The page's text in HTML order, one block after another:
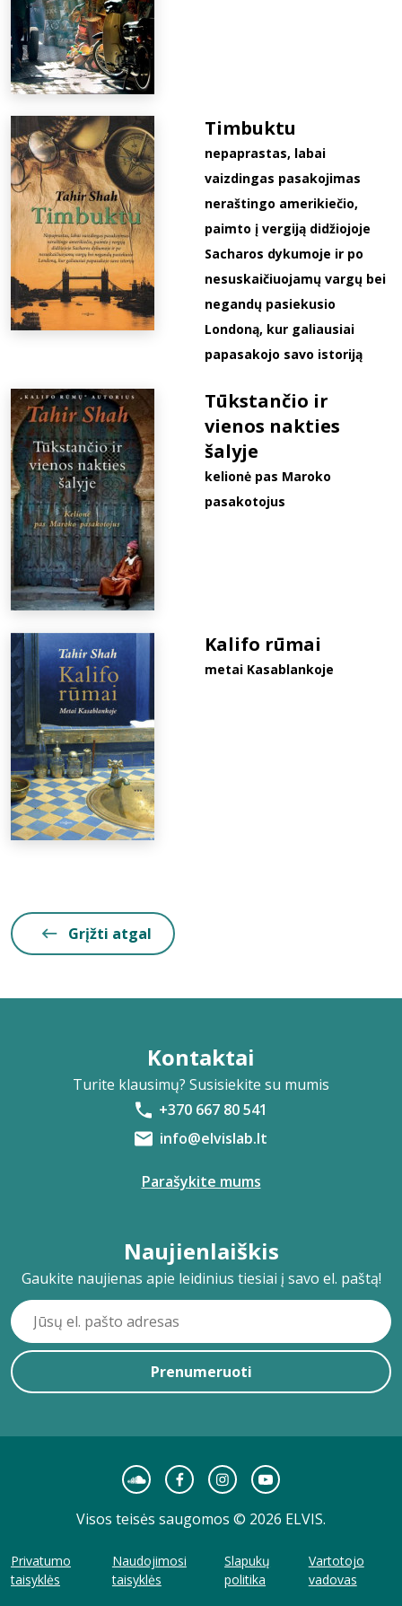
Timbuktu
nepaprastas, labai
vaizdingas pasakojimas
neraštingo amerikiečio,
paimto į vergiją didžiojoje
Sacharos dykumoje ir po
nesuskaičiuojamų vargų bei
negandų pasiekusio
Londoną, kur galiausiai
papasakojo savo istoriją
Tūkstančio ir
vienos nakties
šalyje
kelionė pas Maroko
pasakotojus
Kalifo rūmai
metai Kasablankoje
Grįžti atgal
Kontaktai
Turite klausimų? Susisiekite su mumis
+370 667 80 541
info@elvislab.lt
Parašykite mums
Naujienlaiškis
Gaukite naujienas apie leidinius tiesiai į savo el. paštą!
Prenumeruoti
Visos teisės saugomos © 2026 ELVIS.
Privatumo
taisyklės
Naudojimosi
taisyklės
Slapukų
politika
Vartotojo
vadovas